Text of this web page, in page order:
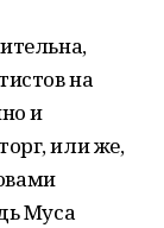
на
и
или же,
Муса